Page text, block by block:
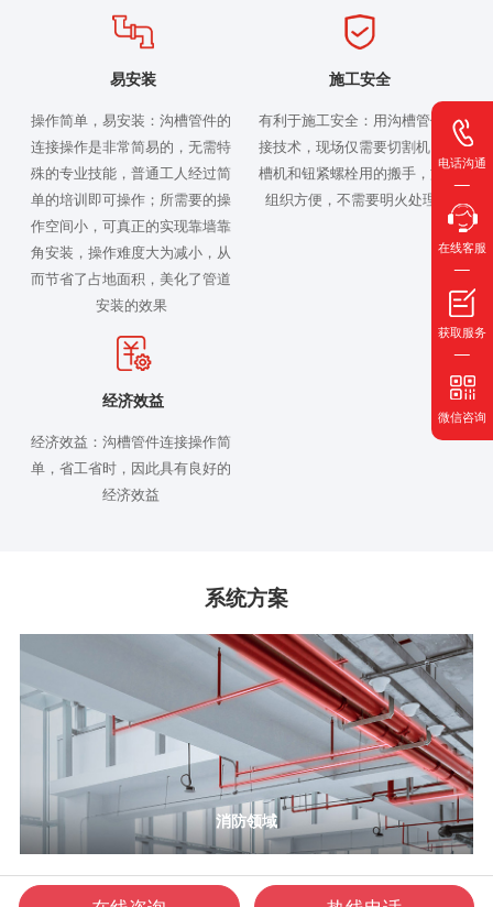
易安装
操作简单，易安装：沟槽管件的
连接操作是非常简易的，无需特
殊的专业技能，普通工人经过简
单的培训即可操作；所需要的操
作空间小，可真正的实现靠墙靠
角安装，操作难度大为减小，从
而节省了占地面积，美化了管道
安装的效果
施工安全
有利于施工安全：用沟槽管件连
接技术，现场仅需要切割机、滚
槽机和钮紧螺栓用的搬手，施工
组织方便，不需要明火处理。
经济效益
经济效益：沟槽管件连接操作简
单，省工省时，因此具有良好的
经济效益
系统方案
消防领域
电话沟通
在线客服
获取服务
微信咨询